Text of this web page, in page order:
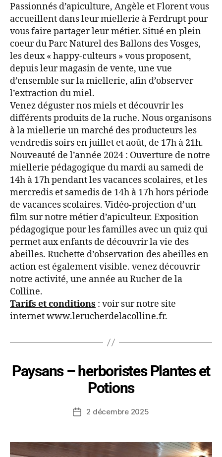
Passionnés d’apiculture, Angèle et Florent vous
accueillent dans leur miellerie à Ferdrupt pour
vous faire partager leur métier. Situé en plein
coeur du Parc Naturel des Ballons des Vosges,
les deux « happy-culteurs » vous proposent,
depuis leur magasin de vente, une vue
d’ensemble sur la miellerie, afin d’observer
l’extraction du miel.
Venez déguster nos miels et découvrir les
différents produits de la ruche. Nous organisons
à la miellerie un marché des producteurs les
vendredis soirs en juillet et août, de 17h à 21h.
Nouveauté de l’année 2024 : Ouverture de notre
miellerie pédagogique du mardi au samedi de
14h à 17h pendant les vacances scolaires, et les
mercredis et samedis de 14h à 17h hors période
de vacances scolaires. Vidéo-projection d’un
film sur notre métier d’apiculteur. Exposition
pédagogique pour les familles avec un quiz qui
permet aux enfants de découvrir la vie des
abeilles. Ruchette d’observation des abeilles en
action est également visible. venez découvrir
notre activité, une année au Rucher de la
Colline.
Tarifs et conditions : voir sur notre site
internet www.lerucherdelacolline.fr.
Paysans – herboristes Plantes et
Potions
2 décembre 2025